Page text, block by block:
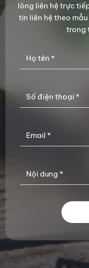
lòng liên hệ trực
tin liên hệ theo
trong